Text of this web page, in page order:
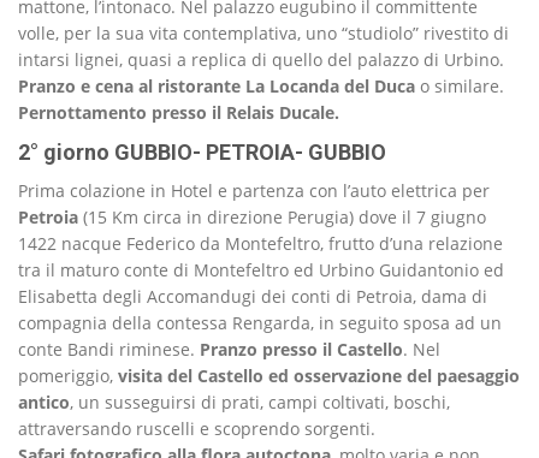
mattone, l’intonaco. Nel palazzo eugubino il committente
volle, per la sua vita contemplativa, uno “studiolo” rivestito di
intarsi lignei, quasi a replica di quello del palazzo di Urbino.
Pranzo e cena al ristorante La Locanda del Duca o similare.
Pernottamento presso il Relais Ducale.
2° giorno GUBBIO- PETROIA- GUBBIO
Prima colazione in Hotel e partenza con l’auto elettrica per
Petroia (15 Km circa in direzione Perugia) dove il 7 giugno
1422 nacque Federico da Montefeltro, frutto d’una relazione
tra il maturo conte di Montefeltro ed Urbino Guidantonio ed
Elisabetta degli Accomandugi dei conti di Petroia, dama di
compagnia della contessa Rengarda, in seguito sposa ad un
conte Bandi riminese. Pranzo presso il Castello. Nel
pomeriggio, visita del Castello ed osservazione del paesaggio
antico, un susseguirsi di prati, campi coltivati, boschi,
attraversando ruscelli e scoprendo sorgenti.